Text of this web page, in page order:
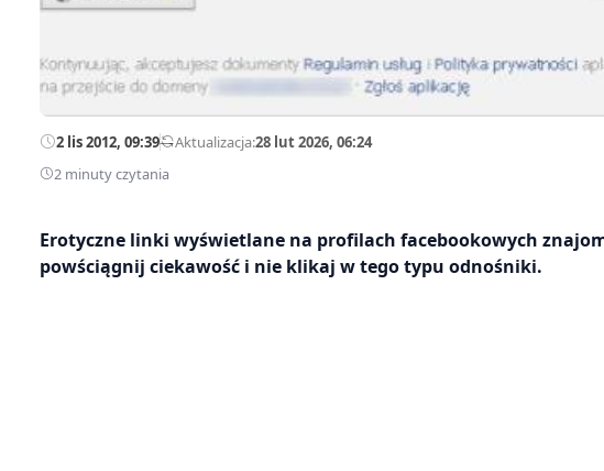
2 lis 2012, 09:39—Aktualizacja:28 lut 2026, 06:24
2 minuty czytania
Erotyczne linki wyświetlane na profilach facebookowych
powściągnij ciekawość i nie klikaj w tego typu odnośniki.